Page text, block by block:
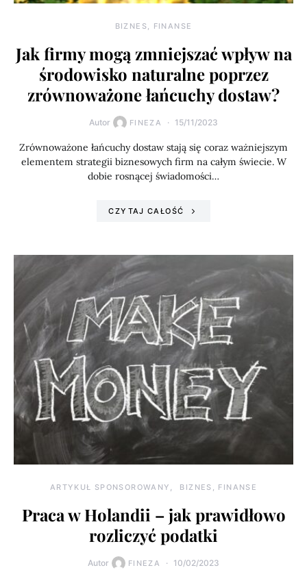
BIZNES, FINANSE
Jak firmy mogą zmniejszać wpływ na
środowisko naturalne poprzez
zrównoważone łańcuchy dostaw?
Autor FINEZA 15/11/2023
Zrównoważone łańcuchy dostaw stają się coraz ważniejszym
elementem strategii biznesowych firm na całym świecie. W
dobie rosnącej świadomości…
CZYTAJ CAŁOŚĆ
ARTYKUŁ SPONSOROWANY BIZNES, FINANSE
Praca w Holandii – jak prawidłowo
rozliczyć podatki
Autor FINEZA 10/02/2023